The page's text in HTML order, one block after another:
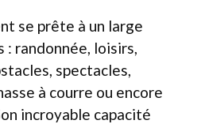
se prête à un large
randonnée, loisirs,
spectacles,
à courre ou encore
incroyable capacité